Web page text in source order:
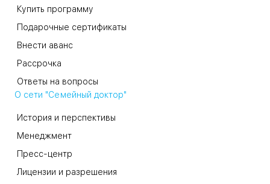
Купить программу
Подарочные сертификаты
Внести аванс
Рассрочка
Ответы на вопросы
О сети "Семейный доктор"
История и перспективы
Менеджмент
Пресс-центр
Лицензии и разрешения